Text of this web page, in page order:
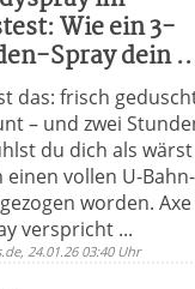
Wie ein 3-
Spray dein
das: frisch
– und zwei
du dich als wärst
einen vollen U-Bahn-
worden. Axe
verspricht ...
24.01.26 03:40 Uhr